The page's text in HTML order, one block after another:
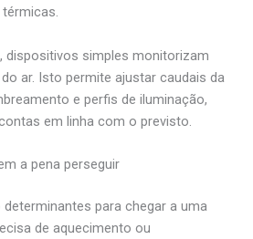
dispositivos simples monitorizam
ar. Isto permite ajustar caudais da
e perfis de iluminação,
em linha com o previsto.
a pena perseguir
para chegar a uma
de aquecimento ou